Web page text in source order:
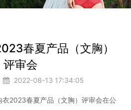
春夏产品（文胸）
评审会
2022-08-13 17:34:05
2023春夏产品（文胸）评审会在公